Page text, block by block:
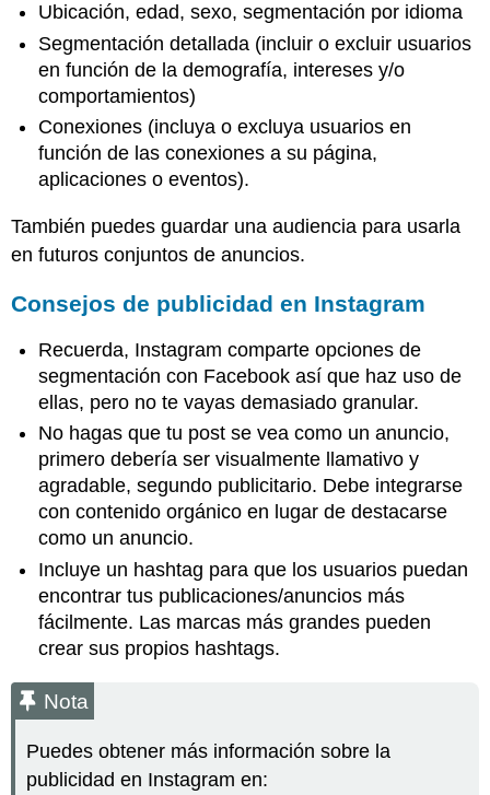
Ubicación, edad, sexo, segmentación por idioma
Segmentación detallada (incluir o excluir usuarios
en función de la demografía, intereses y/o
comportamientos)
Conexiones (incluya o excluya usuarios en
función de las conexiones a su página,
aplicaciones o eventos).
También puedes guardar una audiencia para usarla
en futuros conjuntos de anuncios.
Consejos de publicidad en Instagram
Recuerda, Instagram comparte opciones de
segmentación con Facebook así que haz uso de
ellas, pero no te vayas demasiado granular.
No hagas que tu post se vea como un anuncio,
primero debería ser visualmente llamativo y
agradable, segundo publicitario. Debe integrarse
con contenido orgánico en lugar de destacarse
como un anuncio.
Incluye un hashtag para que los usuarios puedan
encontrar tus publicaciones/anuncios más
fácilmente. Las marcas más grandes pueden
crear sus propios hashtags.
Nota
Puedes obtener más información sobre la
publicidad en Instagram en: